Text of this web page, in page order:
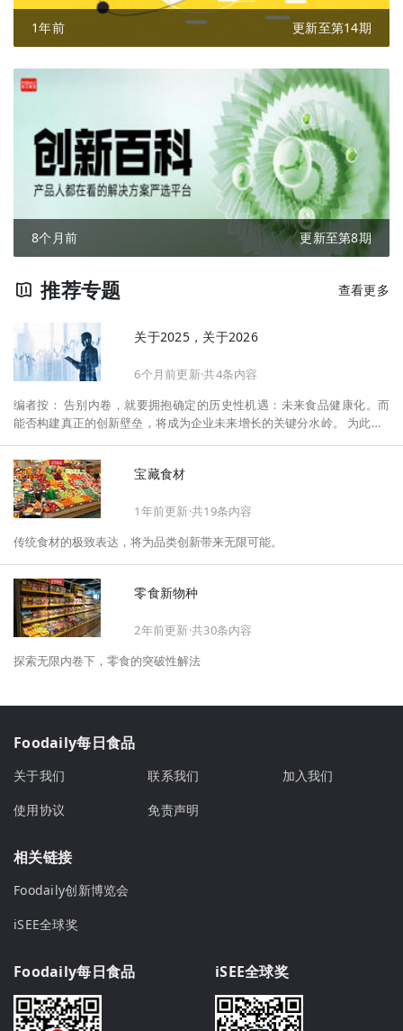
1年前 更新至第14期
8个月前 更新至第8期
推荐专题 查看更多
关于2025，关于2026
6个月前更新·共4条内容
编者按： 告别内卷，就要拥抱确定的历史性机遇：未来食品健康化。而
能否构建真正的创新壁垒，将成为企业未来增长的关键分水岭。 为此，F
将以“创新产品”透视“未来机会”，以全球视野探寻中国机遇、增长解法，
拆解年度标杆的增长逻辑与谋篇布局，深挖“药食同源”“低GI”“老龄营
养”“清洁标签”等热门赛道的爆品基因，从趋势预判、品类创新、未来增长
机会、企业战略布局以及渠道变革等，为行业提供务实、前瞻的开年创新
宝藏食材
1年前更新·共19条内容
传统食材的极致表达，将为品类创新带来无限可能。
零食新物种
2年前更新·共30条内容
探索无限内卷下，零食的突破性解法
Foodaily每日食品
关于我们 联系我们
加入我们
使用协议
免责声明
相关链接
Foodaily创新博览会
iSEE全球奖
Foodaily每日食品 iSEE全球奖